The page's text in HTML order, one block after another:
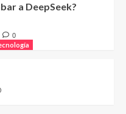
a DeepSeek?
0